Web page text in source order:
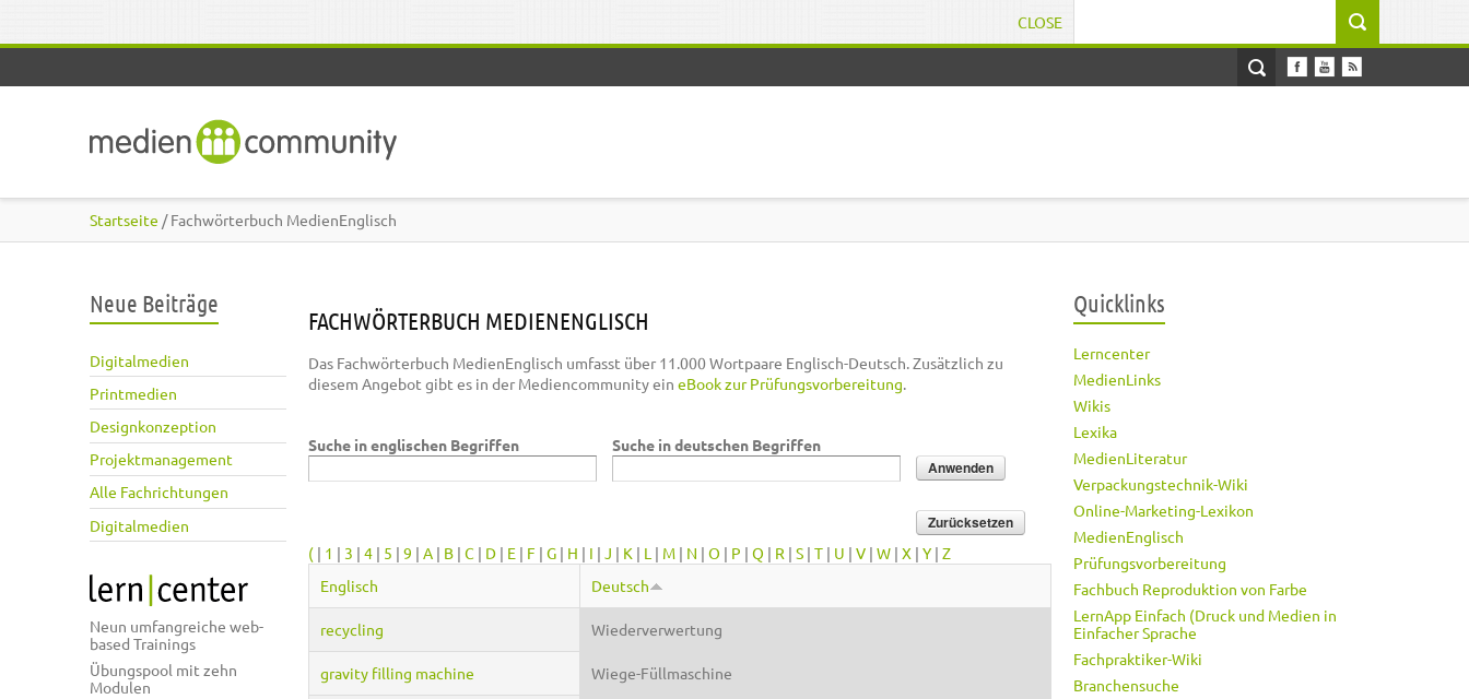
CLOSE
Startseite / Fachwörterbuch MedienEnglisch
Neue Beiträge
Digitalmedien
Printmedien
Designkonzeption
Projektmanagement
Alle Fachrichtungen
Digitalmedien
Neun umfangreiche web-
based Trainings
Übungspool mit zehn
Modulen
FACHWÖRTERBUCH MEDIENENGLISCH
Das Fachwörterbuch MedienEnglisch umfasst über 11.000 Wortpaare Englisch-Deutsch. Zusätzlich zu
diesem Angebot gibt es in der Mediencommunity ein eBook zur Prüfungsvorbereitung.
Suche in englischen Begriffen Suche in deutschen Begriffen
( | 1 | 3 | 4 | 5 | 9 | A | B | C | D | E | F | G | H | I | J | K | L | M | N | O | P | Q | R | S | T | U | V | W | X | Y | Z
Englisch
Deutsch
recycling Wiederverwertung
gravity filling machine Wiege-Füllmaschine
Quicklinks
Lerncenter
MedienLinks
Wikis
Lexika
MedienLiteratur
Verpackungstechnik-Wiki
Online-Marketing-Lexikon
MedienEnglisch
Prüfungsvorbereitung
Fachbuch Reproduktion von Farbe
LernApp Einfach (Druck und Medien in
Einfacher Sprache
Fachpraktiker-Wiki
Branchensuche